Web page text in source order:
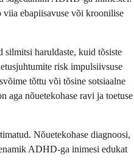
ebapiisavuse või kroonilise
haruldaste, kuid tõsiste
risk impulsiivsuse
tõttu või tõsine sotsiaalne
aga nõuetekohase ravi ja toetuse
Nõuetekohase diagnoosi,
ADHD-ga inimesi edukat